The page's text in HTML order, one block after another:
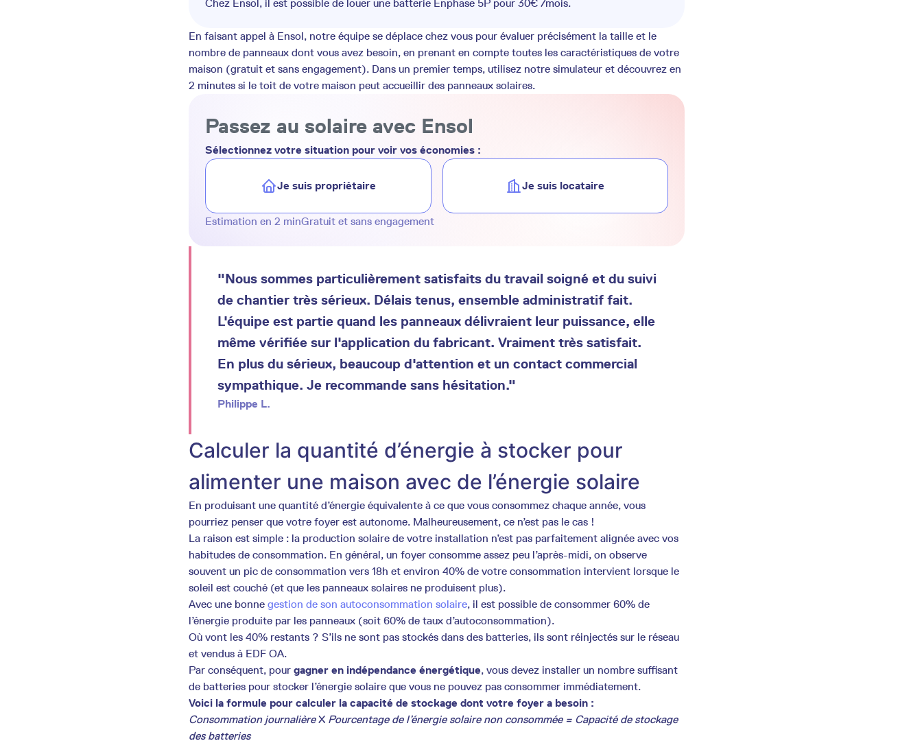
Chez Ensol, il est possible de louer une batterie Enphase 5P pour 30€ /mois.
En faisant appel à Ensol, notre équipe se déplace chez vous pour évaluer précisément la taille et le
nombre de panneaux dont vous avez besoin, en prenant en compte toutes les caractéristiques de votre
maison (gratuit et sans engagement). Dans un premier temps, utilisez notre simulateur et découvrez en
2 minutes si le toit de votre maison peut accueillir des panneaux solaires.
Passez au solaire avec Ensol
Sélectionnez votre situation pour voir vos économies :
Je suis propriétaire Je suis locataire
Estimation en 2 minGratuit et sans engagement
"Nous sommes particulièrement satisfaits du travail soigné et du suivi
de chantier très sérieux. Délais tenus, ensemble administratif fait.
L'équipe est partie quand les panneaux délivraient leur puissance, elle
même vérifiée sur l'application du fabricant. Vraiment très satisfait.
En plus du sérieux, beaucoup d'attention et un contact commercial
sympathique. Je recommande sans hésitation."
Philippe L.
Calculer la quantité d’énergie à stocker pour
alimenter une maison avec de l’énergie solaire
En produisant une quantité d’énergie équivalente à ce que vous consommez chaque année, vous
pourriez penser que votre foyer est autonome. Malheureusement, ce n’est pas le cas !
La raison est simple : la production solaire de votre installation n’est pas parfaitement alignée avec vos
habitudes de consommation. En général, un foyer consomme assez peu l’après-midi, on observe
souvent un pic de consommation vers 18h et environ 40% de votre consommation intervient lorsque le
soleil est couché (et que les panneaux solaires ne produisent plus).
Avec une bonne gestion de son autoconsommation solaire, il est possible de consommer 60% de
l’énergie produite par les panneaux (soit 60% de taux d’autoconsommation).
Où vont les 40% restants ? S’ils ne sont pas stockés dans des batteries, ils sont réinjectés sur le réseau
et vendus à EDF OA.
Par conséquent, pour gagner en indépendance énergétique, vous devez installer un nombre suffisant
de batteries pour stocker l’énergie solaire que vous ne pouvez pas consommer immédiatement.
Voici la formule pour calculer la capacité de stockage dont votre foyer a besoin :
Consommation journalièreX Pourcentage de l’énergie solaire non consommée = Capacité de stockage
des batteries